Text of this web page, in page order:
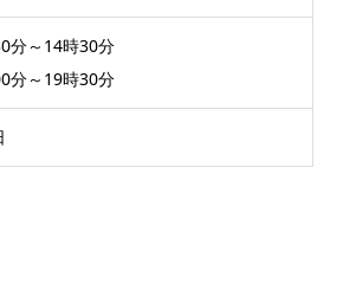
分～14時30分
分～19時30分